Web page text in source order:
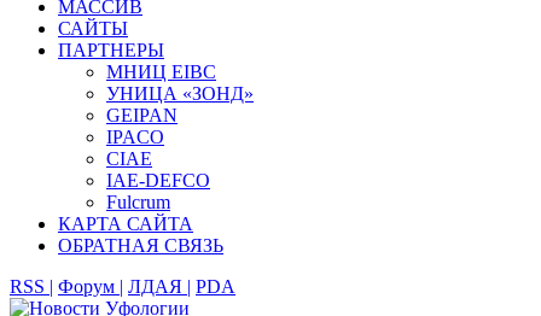
МАССИВ
САЙТЫ
ПАРТНЕРЫ
МНИЦ EIBC
УНИЦА «ЗОНД»
GEIPAN
IPACO
CIAE
IAE-DEFCO
Fulcrum
КАРТА САЙТА
ОБРАТНАЯ СВЯЗЬ
RSS | Форум | ЛДАЯ | PDA